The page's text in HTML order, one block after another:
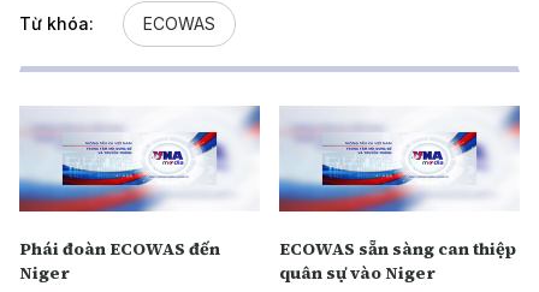
Từ khóa: ECOWAS
Phái đoàn ECOWAS đến
Niger
ECOWAS sẵn sàng can thiệp
quân sự vào Niger